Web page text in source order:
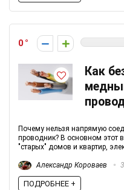
0
Как
Почему нельзя напрямую
проводник? В основном этот
"старых" домов и квартир,
Александр Короваев
ПОДРОБНЕЕ +